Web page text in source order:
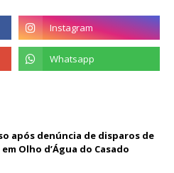
após denúncia de disparos de
Olho d’Água do Casado